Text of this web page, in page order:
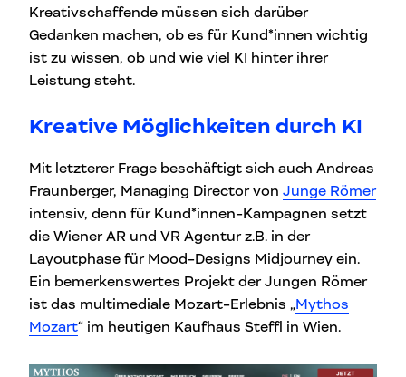
Kreativschaffende müssen sich darüber
Gedanken machen, ob es für Kund*innen wichtig
ist zu wissen, ob und wie viel KI hinter ihrer
Leistung steht.
Kreative Möglichkeiten durch KI
Mit letzterer Frage beschäftigt sich auch Andreas
Fraunberger, Managing Director von Junge Römer
intensiv, denn für Kund*innen-Kampagnen setzt
die Wiener AR und VR Agentur z.B. in der
Layoutphase für Mood-Designs Midjourney ein.
Ein bemerkenswertes Projekt der Jungen Römer
ist das multimediale Mozart-Erlebnis „Mythos
Mozart“ im heutigen Kaufhaus Steffl in Wien.